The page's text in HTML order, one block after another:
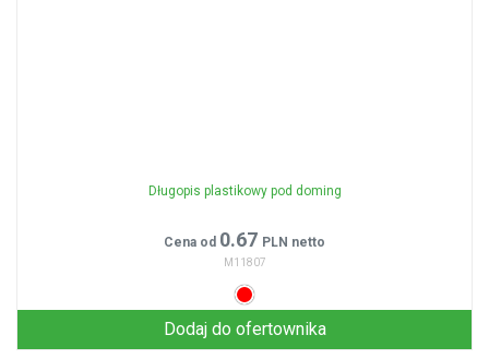
Długopis plastikowy pod doming
Cena od 0.67 PLN netto
M11807
Dodaj do ofertownika